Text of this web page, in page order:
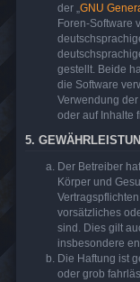
der „GNU
Foren-Software
gestellt. Beide
die Software
Verwendung
oder auf Inhalte
5.
Der Betreiber
Körper und
vorsätzliches
sind. Dies gilt
insbesondere
Die Haftung ist
oder grob